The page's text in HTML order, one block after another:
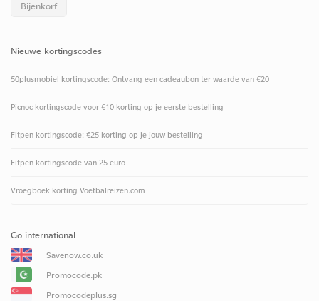
Bijenkorf
Nieuwe kortingscodes
50plusmobiel kortingscode: Ontvang een cadeaubon ter waarde van €20
Picnoc kortingscode voor €10 korting op je eerste bestelling
Fitpen kortingscode: €25 korting op je jouw bestelling
Fitpen kortingscode van 25 euro
Vroegboek korting Voetbalreizen.com
Go international
Savenow.co.uk
Promocode.pk
Promocodeplus.sg